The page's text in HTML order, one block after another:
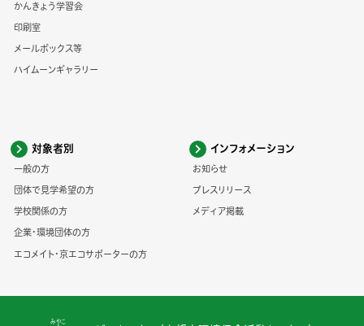
かんきょう学習会
印刷室
メールボックス等
ハイムーンギャラリー
対象者別
一般の方
団体で見学希望の方
学校関係の方
企業・環境団体の方
エコメイト・京エコサポーターの方
インフォメーション
お知らせ
プレスリリース
メディア掲載
みやこ